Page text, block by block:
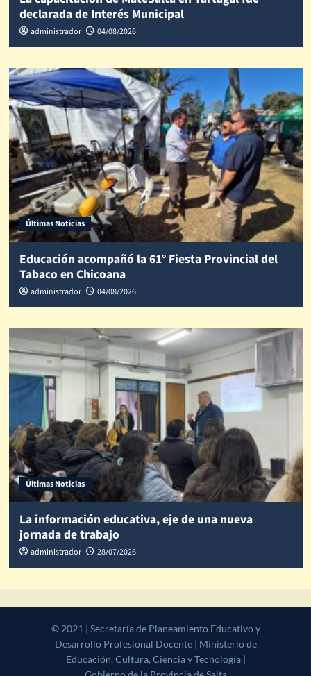
declarada de Interés Municipal
administrador 04/08/2026
Últimas Noticias
Educación acompañó la 61° Fiesta Provincial del
Tabaco en Chicoana
administrador 04/08/2026
Últimas Noticias
La información educativa, eje de una nueva
jornada de trabajo
administrador 28/07/2026
© 2021 | Secretaría de Planeamiento Educativo y Desarrollo
Profesional Docente | Ministerio de Educación, Cultura, Ciencia y
Tecnología | Gobierno de la Provincia de Salta|CoverNews